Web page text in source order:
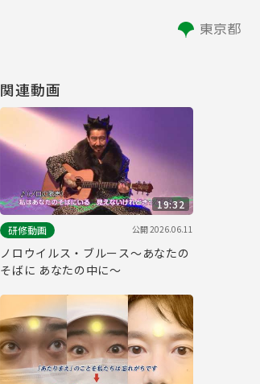
関連動画
19:32
研修動画
公開2026.06.11
ノロウイルス・ブルース～あなたの
そばに あなたの中に～